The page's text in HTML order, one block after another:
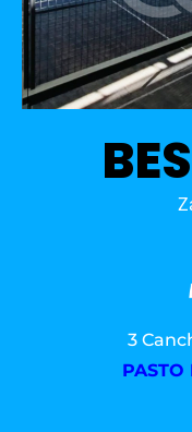
3
PASTO